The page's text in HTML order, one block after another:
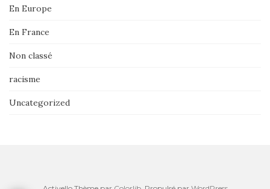
En Europe
En France
Non classé
racisme
Uncategorized